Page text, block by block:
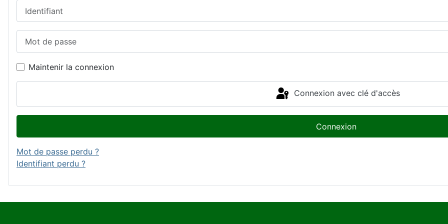
Maintenir la connexion
Connexion avec clé d'accès
Connexion
Mot de passe perdu ?
Identifiant perdu ?